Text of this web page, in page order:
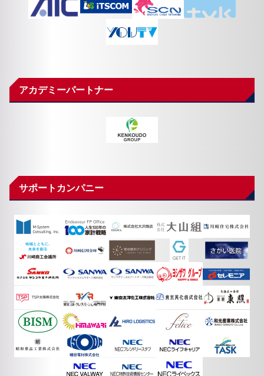
アカデミーパートナー
サポートカンパニー